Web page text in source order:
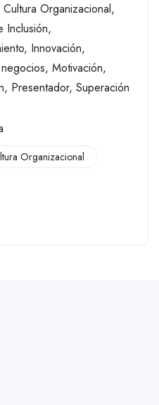
Cultura Organizacional,
Inclusión,
, Innovación,
, Motivación,
, Presentador, Superación
Organizacional